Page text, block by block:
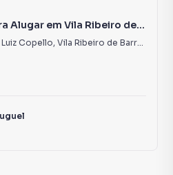
Alugar em Vila Ribeiro de
Copello, Vila Ribeiro de Barros